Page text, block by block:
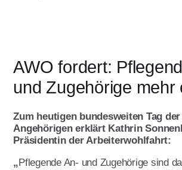
Teilhabe von
Behinderungen/
Ehrenamt
Kinder- und
Öffentlichkeitsarbeit
Mitgliedsantrag
Förderer werden
Spenden
Engagement im
vielseitig
FSJ / BFD
Freiwilliges Soziales Jahr/
Bundesfreiwilligendienst
Aktuelles & Presse
Aktuelles
AWO fordert:
und Zugehörige mehr
Zum heutigen bundesweiten Tag
Angehörigen erklärt Kathrin
Präsidentin der Arbeiterwohlfahrt:
„Pflegende An- und Zugehörige sind